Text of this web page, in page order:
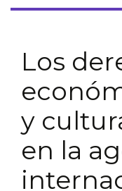
Los
y
en la